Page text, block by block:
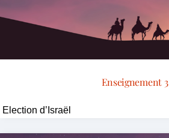
Enseignement 3
Election d’Israël